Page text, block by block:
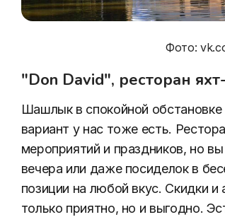
Фото:
"Don David", ресторан
Шашлык в спокойной
вариант у нас тоже есть.
мероприятий и праздников, но
вечера или даже посиделок в
позиции на любой вкус. Скидки
только приятно, но и выгодно.